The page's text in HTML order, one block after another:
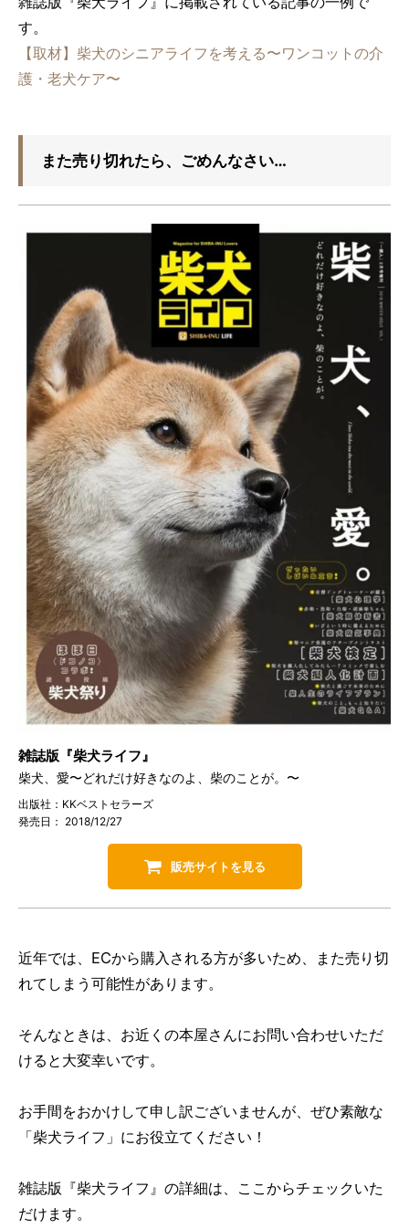
す。
【取材】柴犬のシニアライフを考える〜ワンコットの介
護・老犬ケア〜
また売り切れたら、ごめんなさい…
雑誌版『柴犬ライフ』
柴犬、愛〜どれだけ好きなのよ、柴のことが。〜
出版社：KKベストセラーズ
発売日： 2018/12/27
販売サイトを見る
近年では、ECから購入される方が多いため、また売り切
れてしまう可能性があります。
そんなときは、お近くの本屋さんにお問い合わせいただ
けると大変幸いです。
お手間をおかけして申し訳ございませんが、ぜひ素敵な
「柴犬ライフ」にお役立てください！
雑誌版『柴犬ライフ』の詳細は、ここからチェックいた
だけます。